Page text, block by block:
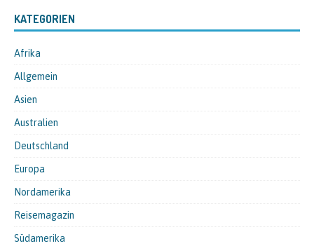
KATEGORIEN
Afrika
Allgemein
Asien
Australien
Deutschland
Europa
Nordamerika
Reisemagazin
Südamerika